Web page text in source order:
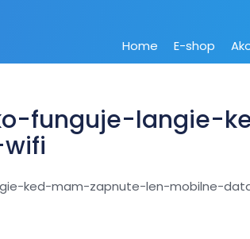
Home E-shop
funguje-langie-
ked-mam-zapnute-len-mobilne-